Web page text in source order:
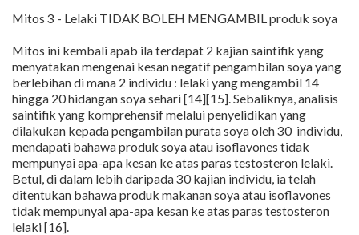
Mitos 3 - Lelaki TIDAK BOLEH MENGAMBIL produk soya
Mitos ini kembali apab ila terdapat 2 kajian saintifik yang
menyatakan mengenai kesan negatif pengambilan soya yang
berlebihan di mana 2 individu : lelaki yang mengambil 14
hingga 20 hidangan soya sehari [14][15]. Sebaliknya, analisis
saintifik yang komprehensif melalui penyelidikan yang
dilakukan kepada pengambilan purata soya oleh 30 individu,
mendapati bahawa produk soya atau isoflavones tidak
mempunyai apa-apa kesan ke atas paras testosteron lelaki.
Betul, di dalam lebih daripada 30 kajian individu, ia telah
ditentukan bahawa produk makanan soya atau isoflavones
tidak mempunyai apa-apa kesan ke atas paras testosteron
lelaki [16].